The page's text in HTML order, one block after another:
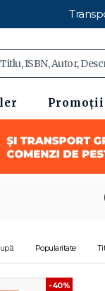
Promoții
Popularitate
-40%